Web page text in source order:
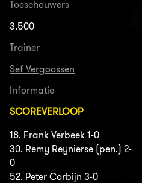
Toeschouwers
3.500
Trainer
Sef Vergoossen
Informatie
SCOREVERLOOP
18. Frank Verbeek 1-0
30. Remy Reynierse (pen.) 2-
0
52. Peter Corbijn 3-0